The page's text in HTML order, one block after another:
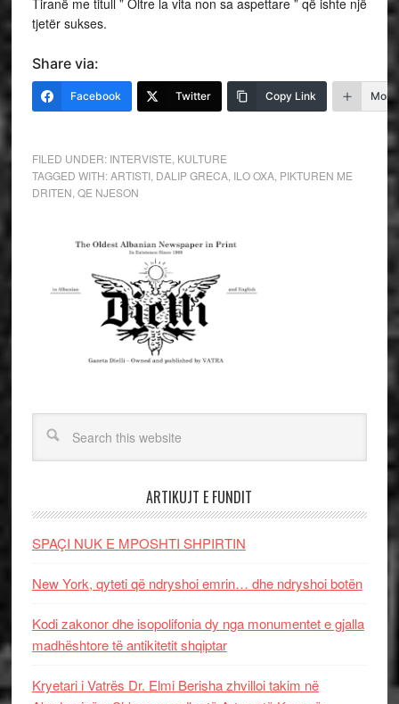
Tiranë me titull ” Oltre la vita non sa aspettare ” që ishte një
tjetër sukses.
Share via:
Facebook Twitter Copy Link More
FILED UNDER: INTERVISTE KULTURE
TAGGED WITH:ARTISTI, DALIP GRECA, ILO OXA, PIKTUREN ME
DRITEN QE NJESON
ARTIKUJT E FUNDIT
SPAÇI NUK E MPOSHTI SHPIRTIN
New York, qyteti që ndryshoi emrin… dhe ndryshoi botën
Kodi zakonor dhe isopolifonia dy nga monumentet e gjalla
madhështore të antikitetit shqiptar
Kryetari i Vatrës Dr. Elmi Berisha zhvilloi takim në